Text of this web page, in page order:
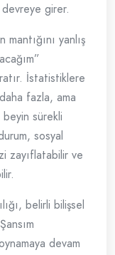
devreye girer.
yanlış
İstatistiklere
fazla, ama
beyin sürekli
sosyal
zayıflatabilir ve
belirli bilişsel
devam